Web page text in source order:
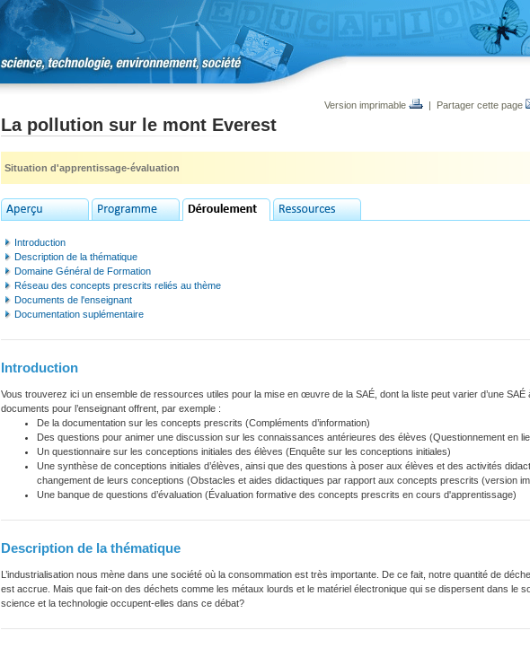
Version imprimable | Partager cette page
La pollution sur le mont Everest
Situation d'apprentissage-évaluation
Introduction
Description de la thématique
Domaine Général de Formation
Réseau des concepts prescrits reliés au thème
Documents de l'enseignant
Documentation suplémentaire
Introduction
Vous trouverez ici un ensemble de ressources utiles pour la mise en œuvre de la SAÉ, dont la liste peut varier d’une SAÉ
documents pour l’enseignant offrent, par exemple :
De la documentation sur les concepts prescrits (Compléments d’information)
Des questions pour animer une discussion sur les connaissances antérieures des élèves (Questionnement en
Un questionnaire sur les conceptions initiales des élèves (Enquête sur les conceptions initiales)
Une synthèse de conceptions initiales d’élèves, ainsi que des questions à poser aux élèves et des activités
changement de leurs conceptions (Obstacles et aides didactiques par rapport aux concepts prescrits (version
Une banque de questions d’évaluation (Évaluation formative des concepts prescrits en cours d'apprentissage)
Description de la thématique
L’industrialisation nous mène dans une société où la consommation est très importante. De ce fait, notre quantité de
est accrue. Mais que fait-on des déchets comme les métaux lourds et le matériel électronique qui se dispersent dans le
science et la technologie occupent-elles dans ce débat?